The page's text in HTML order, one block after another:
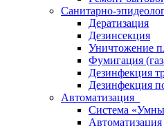
Санитарно-
Дератизация
Дезинсекция
Уничтожение
Фумигация
Дезинфекция
Дезинфекция
Автоматизация
Система